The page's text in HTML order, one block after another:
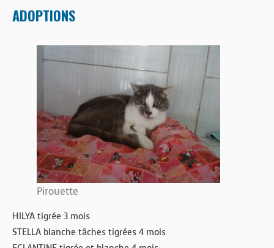
ADOPTIONS
Pirouette
HILYA tigrée 3 mois
STELLA blanche tâches tigrées 4 mois